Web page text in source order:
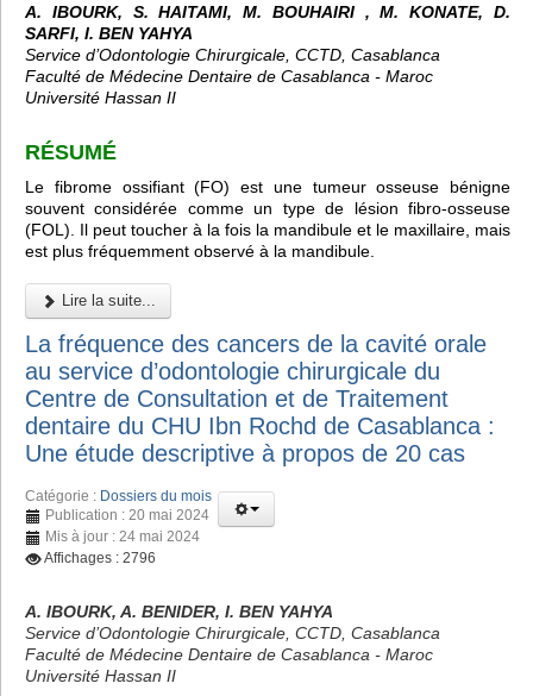
A. IBOURK, S. HAITAMI, M. BOUHAIRI , M. KONATE, D.
SARFI, I. BEN YAHYA
Service d’Odontologie Chirurgicale, CCTD, Casablanca
Faculté de Médecine Dentaire de Casablanca - Maroc
Université Hassan II
RÉSUMÉ
Le fibrome ossifiant (FO) est une tumeur osseuse bénigne
souvent considérée comme un type de lésion fibro-osseuse
(FOL). Il peut toucher à la fois la mandibule et le maxillaire, mais
est plus fréquemment observé à la mandibule.
Lire la suite...
La fréquence des cancers de la cavité orale
au service d’odontologie chirurgicale du
Centre de Consultation et de Traitement
dentaire du CHU Ibn Rochd de Casablanca :
Une étude descriptive à propos de 20 cas
Catégorie : Dossiers du mois
Publication : 20 mai 2024
Mis à jour : 24 mai 2024
Affichages : 2796
A. IBOURK, A. BENIDER, I. BEN YAHYA
Service d’Odontologie Chirurgicale, CCTD, Casablanca
Faculté de Médecine Dentaire de Casablanca - Maroc
Université Hassan II